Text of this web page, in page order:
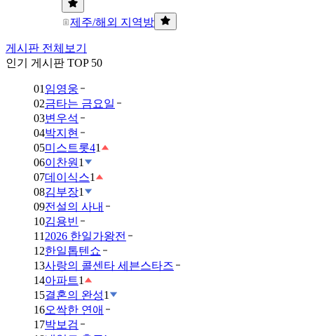
제주/해외 지역방
게시판 전체보기
인기 게시판 TOP 50
01 임영웅
02금타는 금요일
03변우석
04박지현
05미스트롯41
06이찬원 1
07데이식스1
08김부장1
09전설의 사내
10김용빈
11 2026 한일가왕전
12한일톱텐쇼
13사랑의 콜센타 세븐스타즈
14아파트1
15결혼의 완성1
16오싹한 연애
17박보검